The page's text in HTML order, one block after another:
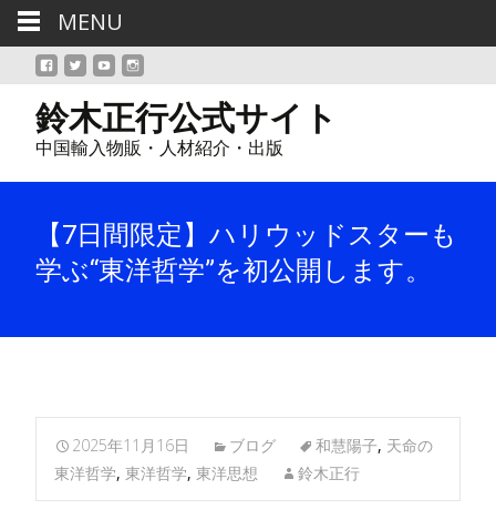
鈴木正行公式サイト
中国輸入物販・人材紹介・出版
【7日間限定】ハリウッドスターも
学ぶ“東洋哲学”を初公開します。
2025年11月16日 ブログ 和慧陽子, 天命の
東洋哲学, 東洋哲学, 東洋思想 鈴木正行
MENU